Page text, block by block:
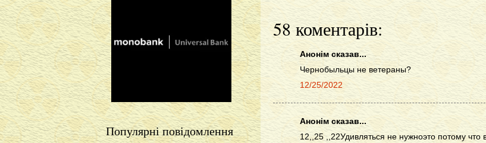
58 коментарів:
Анонім сказав...
Чернобыльцы не ветераны?
12/25/2022
Анонім сказав...
12,,25 ,,22Удивляться не нужноэто потому что
Популярні повідомлення